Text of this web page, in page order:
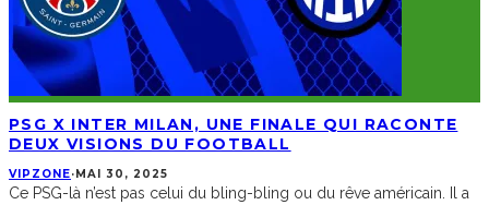
PSG X INTER MILAN, UNE FINALE QUI RACONTE
DEUX VISIONS DU FOOTBALL
VIPZONE·MAI 30, 2025
Ce PSG-là n’est pas celui du bling-bling ou du rêve américain. Il a